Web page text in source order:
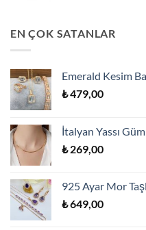
EN ÇOK SATANLAR
Emerald Kesim
₺479,00
İtalyan Yassı
₺269,00
925 Ayar Mor
₺649,00